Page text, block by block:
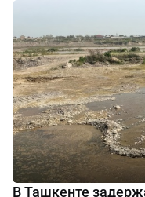
В Ташкенте